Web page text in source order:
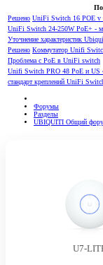
Решено UniFi Switch 16 POE v
UniFi Switch 24-250W PoE+ -
Уточнение характеристик
Решено Коммутатор Unifi
Проблема с PoE в UniFi switch
Unifi Switch PRO 48 PoE и US
стандарт креплений UniFi
Форумы
Разделы
UBIQUITI Общий
U7-